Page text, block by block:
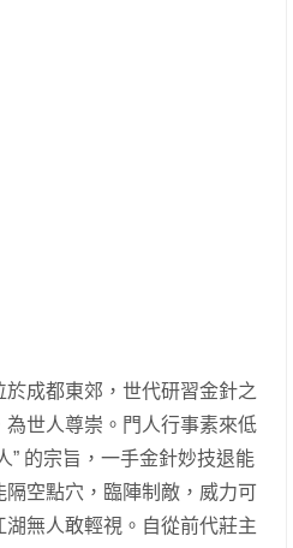
成都東郊，世代研習金針之
世人尊崇。門人行事素來低
” 的宗旨，一手金針妙技退能
空點穴，臨陣制敵，威力可
無人敢輕視。自從前代莊主